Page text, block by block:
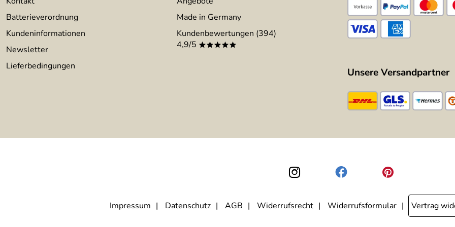
Batterieverordnung
Kundeninformationen
Newsletter
Lieferbedingungen
Made in Germany
Kundenbewertungen (394)
4,9/5 *****
Unsere Versandpartner
Impressum Datenschutz AGB Widerrufsrecht Widerrufsformular Vertrag